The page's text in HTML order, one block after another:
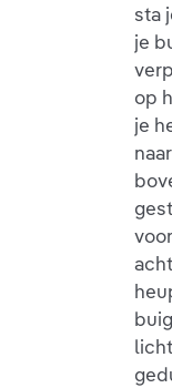
sta
je
op
je